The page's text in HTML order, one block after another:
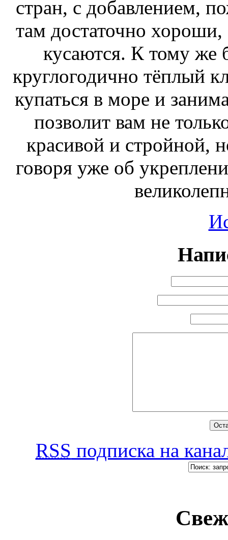
стран, с добавлением,
там достаточно
кусаются. К тому же
круглогодично тёплый
купаться в море и
позволит вам не
красивой и стройной,
говоря уже об
RSS подписка на